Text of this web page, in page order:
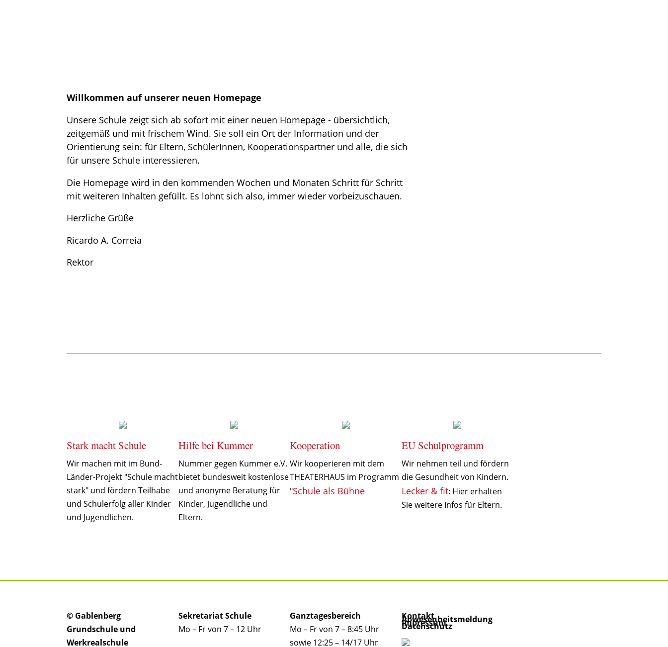
Willkommen auf unserer neuen Homepage
Unsere Schule zeigt sich ab sofort mit einer neuen Homepage - übersichtlich,
zeitgemäß und mit frischem Wind. Sie soll ein Ort der Information und der
Orientierung sein: für Eltern, SchülerInnen, Kooperationspartner und alle, die sich
für unsere Schule interessieren.
Die Homepage wird in den kommenden Wochen und Monaten Schritt für Schritt
mit weiteren Inhalten gefüllt. Es lohnt sich also, immer wieder vorbeizuschauen.
Herzliche Grüße
Ricardo A. Correia
Rektor
Stark macht Schule
Wir machen mit im Bund-
Länder-Projekt "Schule macht
stark" und fördern Teilhabe
und Schulerfolg aller Kinder
und Jugendlichen.
Hilfe bei Kummer
Nummer gegen Kummer e.V.
bietet bundesweit kostenlose
und anonyme Beratung für
Kinder, Jugendliche und
Eltern.
Kooperation
Wir kooperieren mit dem
THEATERHAUS im Programm
"Schule als Bühne
EU Schulprogramm
Wir nehmen teil und fördern
die Gesundheit von Kindern.
Lecker & fit: Hier erhalten
Sie weitere Infos für Eltern.
© Gablenberg
Grundschule und
Werkrealschule
Sekretariat Schule
Mo – Fr von 7 – 12 Uhr
Ganztagesbereich
Mo – Fr von 7 – 8:45 Uhr
sowie 12:25 – 14/17 Uhr
Kontakt
Abwesenheitsmeldung
Impressum
Datenschutz